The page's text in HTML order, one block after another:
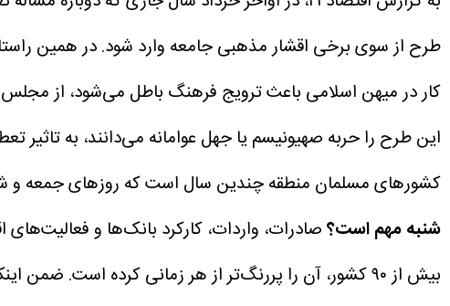
کار در میهن اسلامی باعث ترویج فرهنگ باطل می‌شود، از
کشور‌های مسلمان منطقه چندین سال است که روز‌های جمعه و
شنبه مهم است؟صادرات، واردات، کارکرد بانک‌ها و
بیش از ۹۰ کشور، آن را پررنگ‌تر از هر زمانی کرده است. ضمن اینکه قرار نیست ایران تا همیشه در شرایط تحریم باقی بماند و ارتباط بانکی آن با دنیا گسسته باشد.